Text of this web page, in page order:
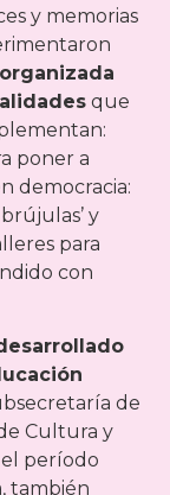
y memorias
que
poner a
democracia:
y
para
con
de
Cultura y
el período
también